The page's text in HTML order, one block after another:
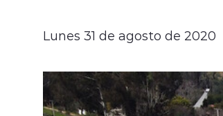
Lunes 31 de agosto de 2020